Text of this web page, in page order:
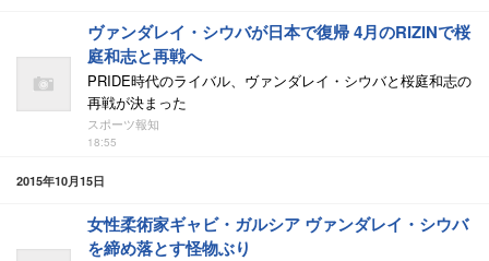
ヴァンダレイ・シウバが日本で復帰 4月のRIZINで桜
庭和志と再戦へ
PRIDE時代のライバル、ヴァンダレイ・シウバと桜庭和志の
再戦が決まった
スポーツ報知
18:55
2015年10月15日
女性柔術家ギャビ・ガルシア ヴァンダレイ・シウバ
を締め落とす怪物ぶり